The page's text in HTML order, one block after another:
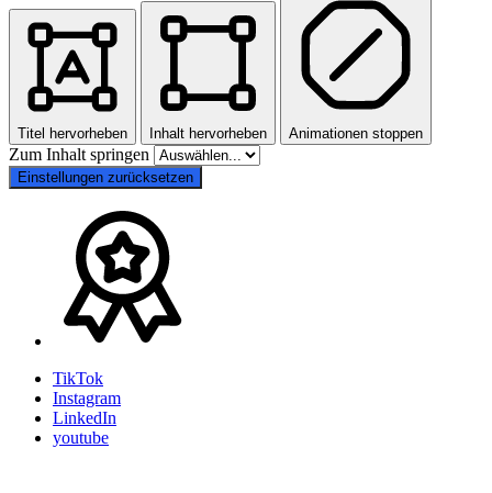
Titel hervorheben Inhalt hervorheben Animationen stoppen
Zum Inhalt springen
Einstellungen zurücksetzen
TikTok
Instagram
LinkedIn
youtube